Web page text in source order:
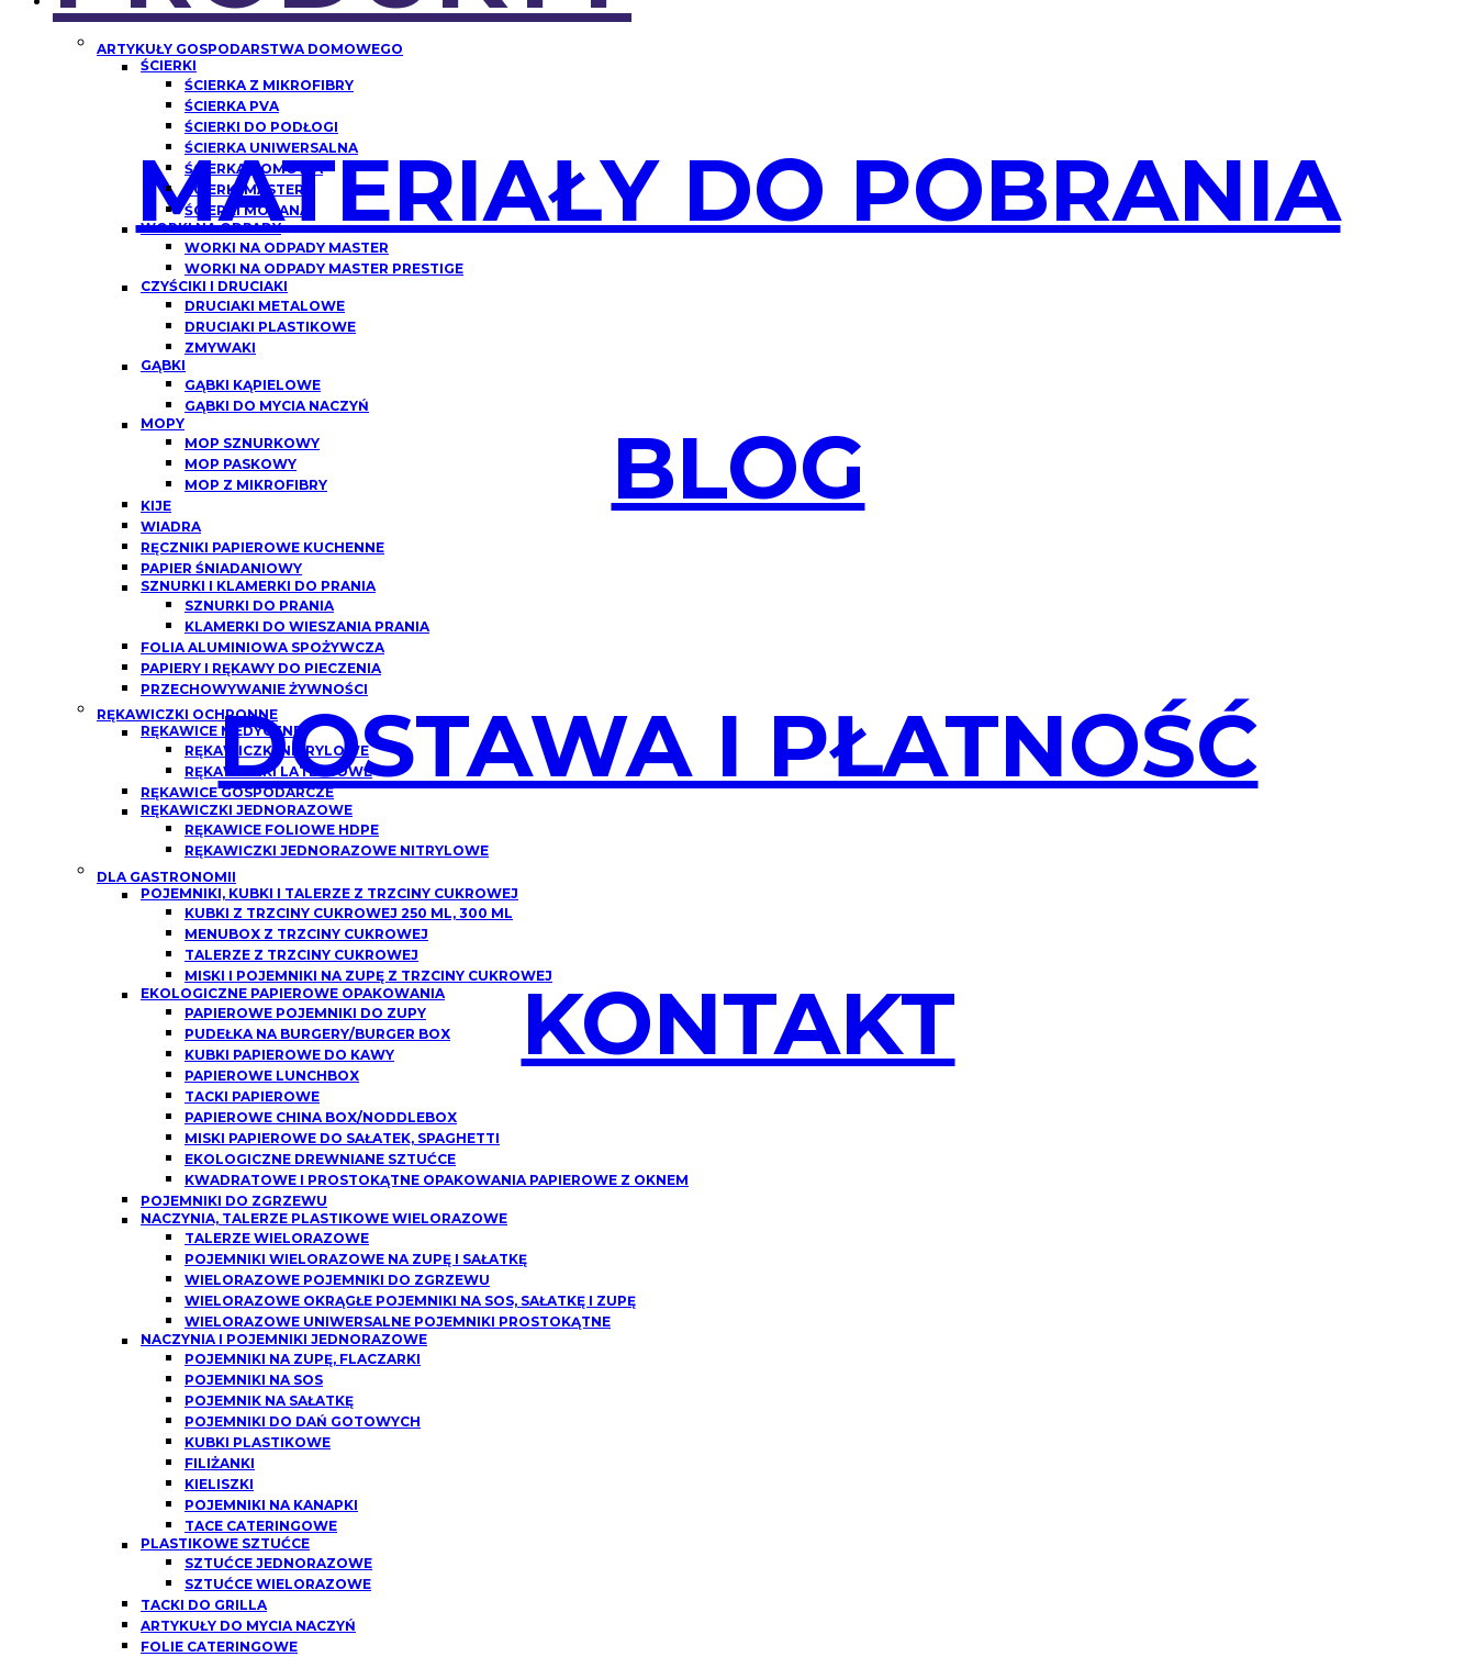
MATERIAŁY DO POBRANIA
BLOG
DOSTAWA I PŁATNOŚĆ
KONTAKT
ARTYKUŁY GOSPODARSTWA DOMOWEGO
ŚCIERKI
ŚCIERKA Z MIKROFIBRY
ŚCIERKA PVA
ŚCIERKI DO PODŁOGI
ŚCIERKA UNIWERSALNA
ŚCIERKA DOMOWA
ŚCIERKI MASTER
ŚCIERKI MORANA
WORKI NA ODPADY
WORKI NA ODPADY MASTER
WORKI NA ODPADY MASTER PRESTIGE
CZYŚCIKI I DRUCIAKI
DRUCIAKI METALOWE
DRUCIAKI PLASTIKOWE
ZMYWAKI
GĄBKI
GĄBKI KĄPIELOWE
GĄBKI DO MYCIA NACZYŃ
MOPY
MOP SZNURKOWY
MOP PASKOWY
MOP Z MIKROFIBRY
KIJE
WIADRA
RĘCZNIKI PAPIEROWE KUCHENNE
PAPIER ŚNIADANIOWY
SZNURKI I KLAMERKI DO PRANIA
SZNURKI DO PRANIA
KLAMERKI DO WIESZANIA PRANIA
FOLIA ALUMINIOWA SPOŻYWCZA
PAPIERY I RĘKAWY DO PIECZENIA
PRZECHOWYWANIE ŻYWNOŚCI
RĘKAWICZKI OCHRONNE
RĘKAWICE MEDYCZNE
RĘKAWICZKI NITRYLOWE
RĘKAWICZKI LATEKSOWE
RĘKAWICE GOSPODARCZE
RĘKAWICZKI JEDNORAZOWE
RĘKAWICE FOLIOWE HDPE
RĘKAWICZKI JEDNORAZOWE NITRYLOWE
DLA GASTRONOMII
POJEMNIKI, KUBKI I TALERZE Z TRZCINY CUKROWEJ
KUBKI Z TRZCINY CUKROWEJ 250 ML, 300 ML
MENUBOX Z TRZCINY CUKROWEJ
TALERZE Z TRZCINY CUKROWEJ
MISKI I POJEMNIKI NA ZUPĘ Z TRZCINY CUKROWEJ
EKOLOGICZNE PAPIEROWE OPAKOWANIA
PAPIEROWE POJEMNIKI DO ZUPY
PUDEŁKA NA BURGERY/BURGER BOX
KUBKI PAPIEROWE DO KAWY
PAPIEROWE LUNCHBOX
TACKI PAPIEROWE
PAPIEROWE CHINA BOX/NODDLEBOX
MISKI PAPIEROWE DO SAŁATEK, SPAGHETTI
EKOLOGICZNE DREWNIANE SZTUĆCE
KWADRATOWE I PROSTOKĄTNE OPAKOWANIA PAPIEROWE Z OKNEM
POJEMNIKI DO ZGRZEWU
NACZYNIA, TALERZE PLASTIKOWE WIELORAZOWE
TALERZE WIELORAZOWE
POJEMNIKI WIELORAZOWE NA ZUPĘ I SAŁATKĘ
WIELORAZOWE POJEMNIKI DO ZGRZEWU
WIELORAZOWE OKRĄGŁE POJEMNIKI NA SOS, SAŁATKĘ I ZUPĘ
WIELORAZOWE UNIWERSALNE POJEMNIKI PROSTOKĄTNE
NACZYNIA I POJEMNIKI JEDNORAZOWE
POJEMNIKI NA ZUPĘ, FLACZARKI
POJEMNIKI NA SOS
POJEMNIK NA SAŁATKĘ
POJEMNIKI DO DAŃ GOTOWYCH
KUBKI PLASTIKOWE
FILIŻANKI
KIELISZKI
POJEMNIKI NA KANAPKI
TACE CATERINGOWE
PLASTIKOWE SZTUĆCE
SZTUĆCE JEDNORAZOWE
SZTUĆCE WIELORAZOWE
TACKI DO GRILLA
ARTYKUŁY DO MYCIA NACZYŃ
FOLIE CATERINGOWE